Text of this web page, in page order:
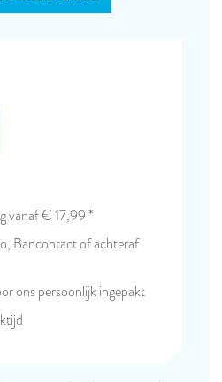
vanaf € 17,99 *
Bancontact of achteraf
ons persoonlijk ingepakt